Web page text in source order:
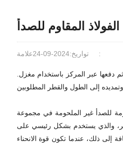
المقاوم للصدأ
تواريخ:2024-09-24 علامة:
دفعها عبر المركز باستخدام مغزل.
للصدأ غير الملحومة في مجموعة
والذي يستخدم بشكل رئيسي على
إلى ذلك، عندما تكون قوة الانحناء